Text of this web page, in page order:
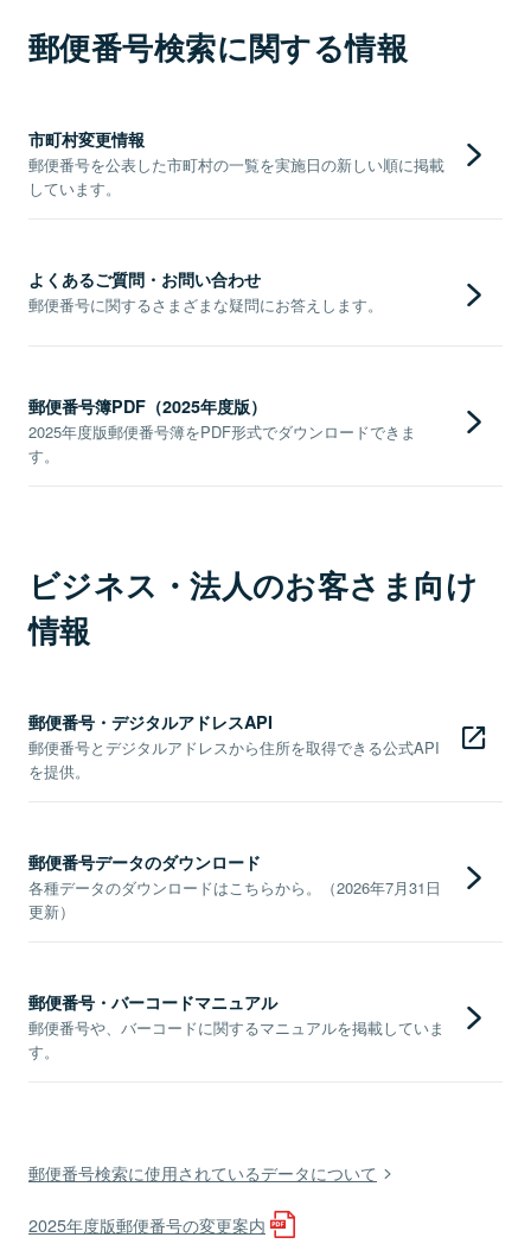
郵便番号検索に関する情報
市町村変更情報
郵便番号を公表した市町村の一覧を実施日の新しい順に掲載
しています。
よくあるご質問・お問い合わせ
郵便番号に関するさまざまな疑問にお答えします。
郵便番号簿PDF（2025年度版）
2025年度版郵便番号簿をPDF形式でダウンロードできま
す。
ビジネス・法人のお客さま向け
情報
郵便番号・デジタルアドレスAPI
郵便番号とデジタルアドレスから住所を取得できる公式API
を提供。
郵便番号データのダウンロード
各種データのダウンロードはこちらから。（2026年7月31日
更新）
郵便番号・バーコードマニュアル
郵便番号や、バーコードに関するマニュアルを掲載していま
す。
郵便番号検索に使用されているデータについて
2025年度版郵便番号の変更案内